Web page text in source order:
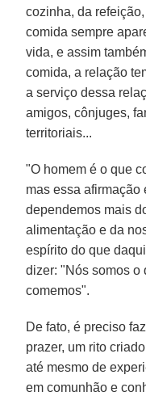
cozinha, da
comida sempre
vida, e assim
comida, a relação
a serviço dessa
amigos, cônjuges,
territoriais...
"O homem é o que
mas essa afirmação
dependemos mais
alimentação e da
espírito do que
dizer: "Nós somos o
comemos".
De fato, é preciso
prazer, um rito
até mesmo de
em comunhão e